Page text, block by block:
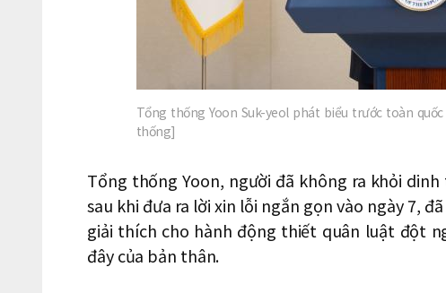
Tổng thống Yoon Suk-yeol phát biểu trước toàn
thống]
Tổng thống Yoon, người đã không ra khỏi
sau khi đưa ra lời xin lỗi ngắn gọn vào ngày 7,
giải thích cho hành động thiết quân luật đột
đây của bản thân.